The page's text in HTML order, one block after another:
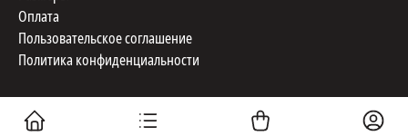
Оплата
Пользовательское соглашение
Политика конфиденциальности